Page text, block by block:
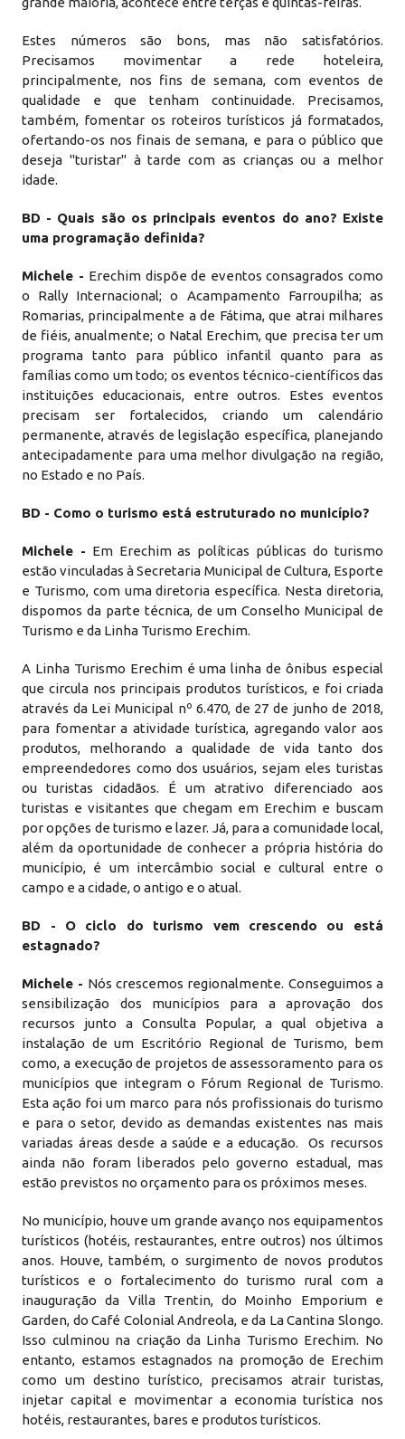
Estes números são bons, mas não satisfatórios.
Precisamos movimentar a rede hoteleira,
principalmente, nos fins de semana, com eventos de
qualidade e que tenham continuidade. Precisamos,
também, fomentar os roteiros turísticos já formatados,
ofertando-os nos finais de semana, e para o público que
deseja "turistar" à tarde com as crianças ou a melhor
idade.
BD - Quais são os principais eventos do ano? Existe
uma programação definida?
Michele - Erechim dispõe de eventos consagrados como
o Rally Internacional; o Acampamento Farroupilha; as
Romarias, principalmente a de Fátima, que atrai milhares
de fiéis, anualmente; o Natal Erechim, que precisa ter um
programa tanto para público infantil quanto para as
famílias como um todo; os eventos técnico-científicos das
instituições educacionais, entre outros. Estes eventos
precisam ser fortalecidos, criando um calendário
permanente, através de legislação específica, planejando
antecipadamente para uma melhor divulgação na região,
no Estado e no País.
BD - Como o turismo está estruturado no município?
Michele - Em Erechim as políticas públicas do turismo
estão vinculadas à Secretaria Municipal de Cultura, Esporte
e Turismo, com uma diretoria específica. Nesta diretoria,
dispomos da parte técnica, de um Conselho Municipal de
Turismo e da Linha Turismo Erechim.
A Linha Turismo Erechim é uma linha de ônibus especial
que circula nos principais produtos turísticos, e foi criada
através da Lei Municipal nº 6.470, de 27 de junho de 2018,
para fomentar a atividade turística, agregando valor aos
produtos, melhorando a qualidade de vida tanto dos
empreendedores como dos usuários, sejam eles turistas
ou turistas cidadãos. É um atrativo diferenciado aos
turistas e visitantes que chegam em Erechim e buscam
por opções de turismo e lazer. Já, para a comunidade local,
além da oportunidade de conhecer a própria história do
município, é um intercâmbio social e cultural entre o
campo e a cidade, o antigo e o atual.
BD - O ciclo do turismo vem crescendo ou está
estagnado?
Michele - Nós crescemos regionalmente. Conseguimos a
sensibilização dos municípios para a aprovação dos
recursos junto a Consulta Popular, a qual objetiva a
instalação de um Escritório Regional de Turismo, bem
como, a execução de projetos de assessoramento para os
municípios que integram o Fórum Regional de Turismo.
Esta ação foi um marco para nós profissionais do turismo
e para o setor, devido as demandas existentes nas mais
variadas áreas desde a saúde e a educação. Os recursos
ainda não foram liberados pelo governo estadual, mas
estão previstos no orçamento para os próximos meses.
No município, houve um grande avanço nos equipamentos
turísticos (hotéis, restaurantes, entre outros) nos últimos
anos. Houve, também, o surgimento de novos produtos
turísticos e o fortalecimento do turismo rural com a
inauguração da Villa Trentin, do Moinho Emporium e
Garden, do Café Colonial Andreola, e da La Cantina Slongo.
Isso culminou na criação da Linha Turismo Erechim. No
entanto, estamos estagnados na promoção de Erechim
como um destino turístico, precisamos atrair turistas,
injetar capital e movimentar a economia turística nos
hotéis, restaurantes, bares e produtos turísticos.